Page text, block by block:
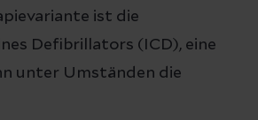
ist die
Defibrillators (ICD), eine
unter Umständen die